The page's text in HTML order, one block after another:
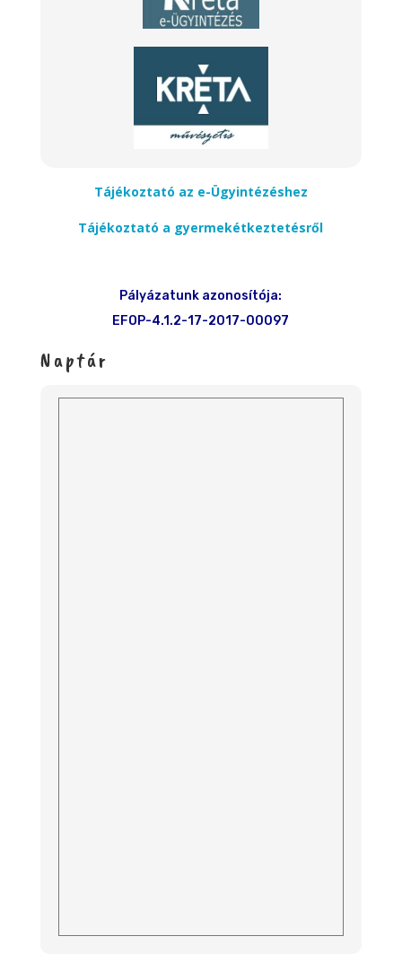
Tájékoztató az e-Ügyintézéshez
Tájékoztató a gyermekétkeztetésről
Pályázatunk azonosítója:
EFOP-4.1.2-17-2017-00097
Naptár